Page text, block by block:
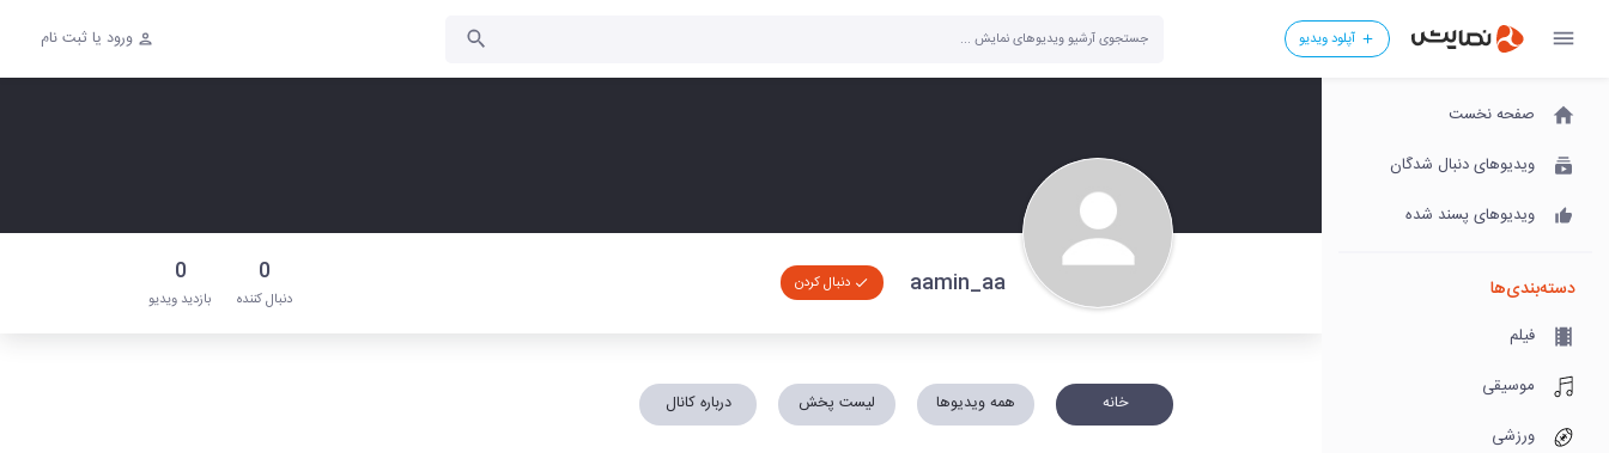
آپلود ویدیو ورود یا ثبت نام
صفحه نخست
ویدیوهای دنبال شدگان
ویدیوهای پسند شده
دسته‌بندی‌ها
فیلم
موسیقی
ورزشی
aamin_aa دنبال کردن 0
دنبال‌ کننده
0
بازدید ویدیو
خانه همه ویدیوها لیست پخش درباره کانال